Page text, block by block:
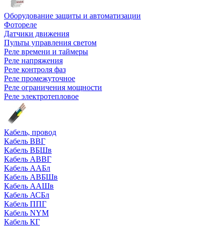
Оборудование защиты и автоматизации
Фотореле
Датчики движения
Пульты управления светом
Реле времени и таймеры
Реле напряжения
Реле контроля фаз
Реле промежуточное
Реле ограничения мощности
Реле электротепловое
Кабель, провод
Кабель ВВГ
Кабель ВБШв
Кабель АВВГ
Кабель ААБл
Кабель АВБШв
Кабель ААШв
Кабель АСБл
Кабель ППГ
Кабель NYM
Кабель КГ